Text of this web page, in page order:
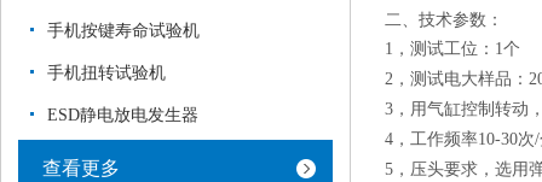
手机按键寿命试验机
手机扭转试验机
ESD静电放电发生器
查看更多
二、技术参数：
1 ，测试工位： 1个
2 ，测试电大样品：
3 ，用气缸控制转动
4 ，工作频率10-30次/
5 ，压头要求，选用